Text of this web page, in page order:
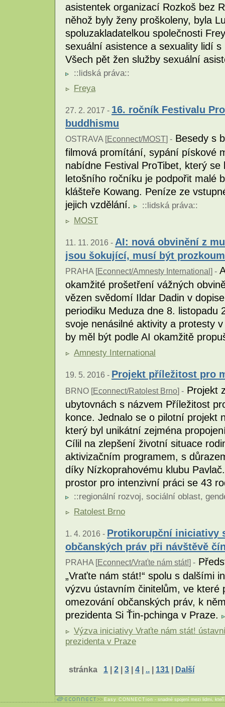
asistentek organizací Rozkoš bez
něhož byly ženy proškoleny, byla
spoluzakladatelkou společnosti
sexuální asistence a sexuality lidí
Všech pět žen služby sexuální
::lidská práva::
Freya
27. 2. 2017 - 16. ročník Festivalu
buddhismu
OSTRAVA [Econnect/MOST] - Besedy s
filmová promítání, sypání pískové
nabídne Festival ProTibet, který
letošního ročníku je podpořit malé
klášteře Kowang. Peníze ze
jejich vzdělání.
::lidská práva::
MOST
11. 11. 2016 - AI: nová obvinění z
jsou šokující, musí být
PRAHA [Econnect/Amnesty International ] -
okamžité prošetření vážných
vězen svědomí Ildar Dadin v
periodiku Meduza dne 8. listopadu
svoje nenásilné aktivity a protesty
by měl být podle AI okamžitě
Amnesty International
19. 5. 2016 - Projekt příležitost pro
BRNO [Econnect/Ratolest Brno] - Projekt
ubytovnách s názvem Příležitost
konce. Jednalo se o pilotní projekt
který byl unikátní zejména
Cílil na zlepšení životní situace
aktivizačním programem, s
díky Nízkoprahovému klubu
prostor pro intenzivní práci se 43
::regionální rozvoj, sociální oblast,
Ratolest Brno
1. 4. 2016 - Protikorupční iniciativy
občanských práv při návštěvě
PRAHA [Econnect/Vraťte nám stát!] -
„Vraťte nám stát!“ spolu s dalšími
výzvu ústavním činitelům, ve
omezování občanských práv, k
prezidenta Si Ťin-pchinga v Praze.
Výzva iniciativy Vraťte nám stát!
prezidenta v Praze
stránka 1 | 2 | 3 | 4 | .. | 131 | Další
Easy CONNECTion - snadné spojení mezi lidmi,